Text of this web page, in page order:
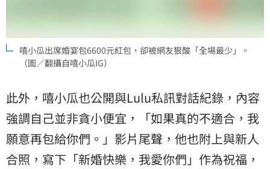
嘻小瓜出席婚宴包6600元紅包，卻被網友狠酸「全場最少」。
（圖／翻攝自嘻小瓜IG）
此外，嘻小瓜也公開與Lulu私訊對話紀錄，內容
強調自己並非貪小便宜，「如果真的不適合，我
願意再包給你們。」影片尾聲，他也附上與新人
合照，寫下「新婚快樂，我愛你們」作為祝福，